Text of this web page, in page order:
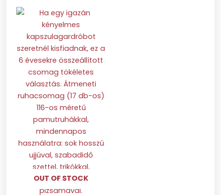
OUT OF STOCK